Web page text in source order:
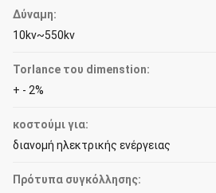
Δύναμη:
10kv~550kv
Torlance του dimenstion:
+ - 2%
κοστούμι για:
διανομή ηλεκτρικής ενέργειας
Πρότυπα συγκόλλησης: